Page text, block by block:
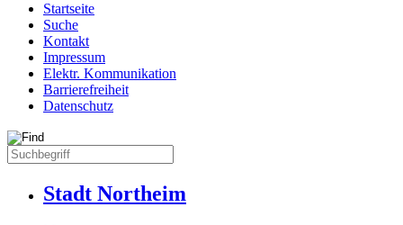
Startseite
Suche
Kontakt
Impressum
Elektr. Kommunikation
Barrierefreiheit
Datenschutz
Stadt Northeim